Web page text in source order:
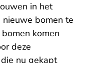
in het
bomen te
komen
deze
nu gekapt